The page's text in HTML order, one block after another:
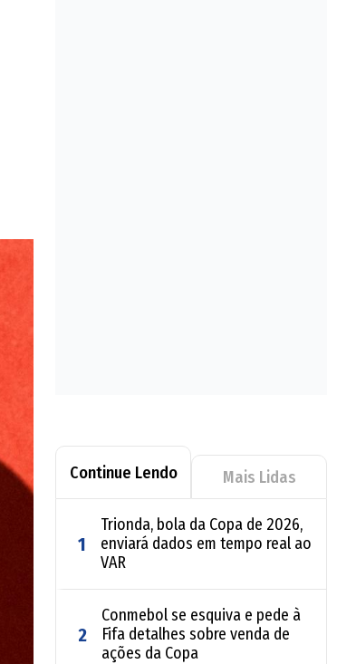
Continue Lendo Mais Lidas
1
Trionda, bola da Copa de 2026,
enviará dados em tempo real ao
VAR
2
Conmebol se esquiva e pede à
Fifa detalhes sobre venda de
ações da Copa